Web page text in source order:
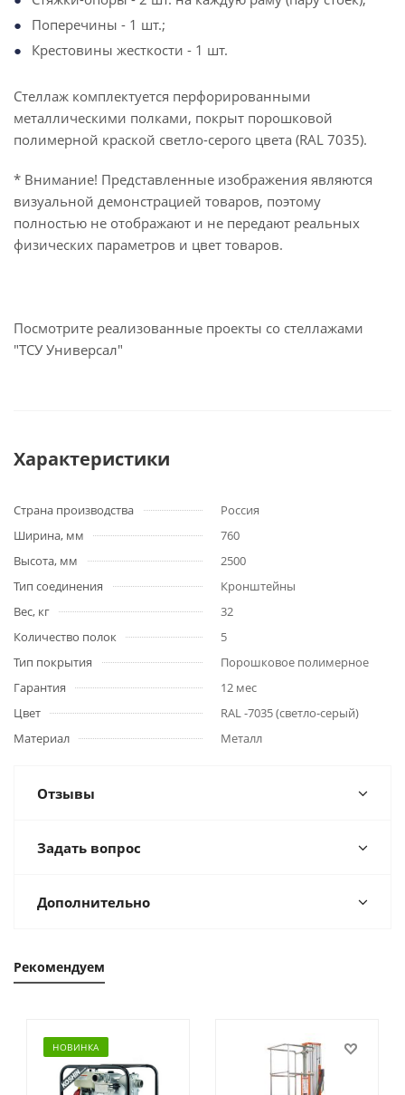
Поперечины - 1 шт.;
Крестовины жесткости - 1 шт.
Стеллаж комплектуется перфорированными
металлическими полками, покрыт порошковой
полимерной краской светло-серого цвета (RAL 7035).
* Внимание! Представленные изображения являются
визуальной демонстрацией товаров, поэтому
полностью не отображают и не передают реальных
физических параметров и цвет товаров.
Посмотрите реализованные проекты со стеллажами
"ТСУ Универсал"
Характеристики
Страна производства
Россия
Ширина, мм
760
Высота, мм
2500
Тип соединения
Кронштейны
Вес, кг
32
Количество полок
5
Тип покрытия
Порошковое полимерное
Гарантия
12 мес
Цвет
RAL -7035 (светло-серый)
Материал
Металл
Отзывы
Задать вопрос
Дополнительно
Рекомендуем
НОВИНКА